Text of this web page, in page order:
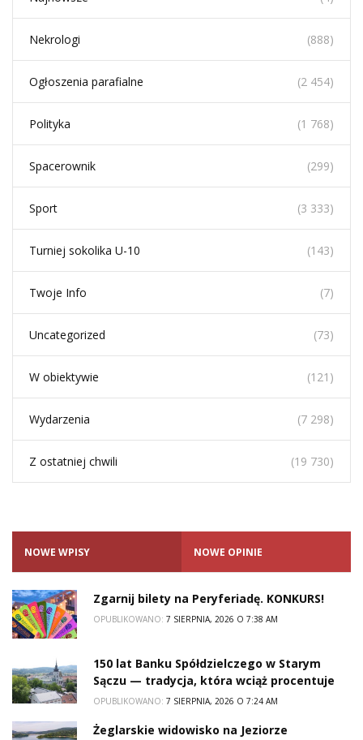
Nekrologi (888)
Ogłoszenia parafialne (2 454)
Polityka (1 768)
Spacerownik (299)
Sport (3 333)
Turniej sokolika U-10 (143)
Twoje Info (7)
Uncategorized (73)
W obiektywie (121)
Wydarzenia (7 298)
Z ostatniej chwili (19 730)
NOWE WPISY NOWE OPINIE
Zgarnij bilety na Peryferiadę. KONKURS!
OPUBLIKOWANO: 7 SIERPNIA, 2026 O 7:38 AM
150 lat Banku Spółdzielczego w Starym
Sączu — tradycja, która wciąż procentuje
OPUBLIKOWANO: 7 SIERPNIA, 2026 O 7:24 AM
Żeglarskie widowisko na Jeziorze